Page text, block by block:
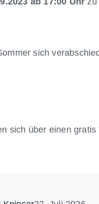
sich
sich über einen